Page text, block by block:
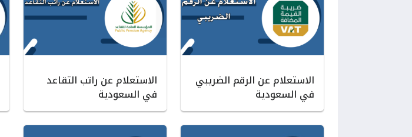
الاستعلام عن الرقم الضريبي
في السعودية
الاستعلام عن راتب التقاعد
في السعودية